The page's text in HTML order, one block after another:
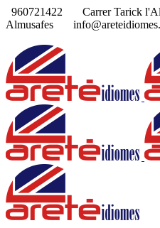
960721422
Carrer Tarick
Almusafes